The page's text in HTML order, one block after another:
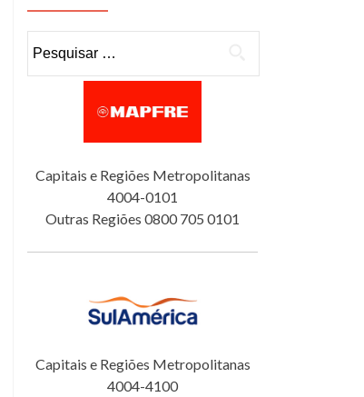
Capitais e Regiões Metropolitanas
4004-0101
Outras Regiões 0800 705 0101
Capitais e Regiões Metropolitanas
4004-4100